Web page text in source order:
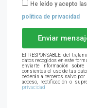
He leído y acepto
política de privacidad
Enviar
El RESPONSABLE del
datos recogidos en este
enviarte información sobre
consientes el uso de tus
cederán a terceros salvo
acceso, rectificación o
privacidad